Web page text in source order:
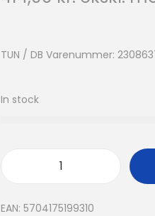
TUN / DB Varenummer:
In stock
EAN: 5704175199310